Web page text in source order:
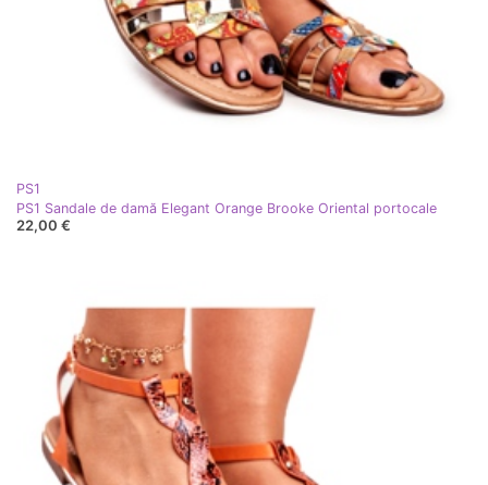
PS1
PS1 Sandale de damă Elegant Orange Brooke Oriental portocale
22,00 €